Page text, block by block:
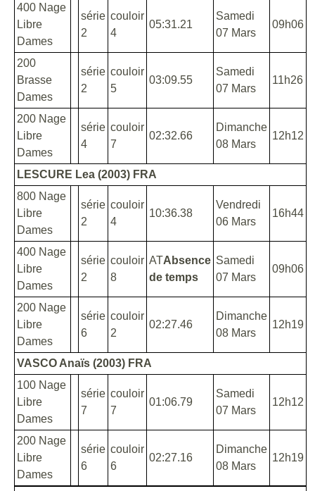
400 Nage
Libre
Dames
série
2
couloir
4
05:31.21
Samedi
07 Mars
09h06
200
Brasse
Dames
série
2
couloir
5
03:09.55
Samedi
07 Mars
11h26
200 Nage
Libre
Dames
série
4
couloir
7
02:32.66
Dimanche
08 Mars
12h12
LESCURE Lea (2003) FRA
800 Nage
Libre
Dames
série
2
couloir
4
10:36.38
Vendredi
06 Mars
16h44
400 Nage
Libre
Dames
série
2
couloir
8
ATAbsence
de temps
Samedi
07 Mars
09h06
200 Nage
Libre
Dames
série
6
couloir
2
02:27.46
Dimanche
08 Mars
12h19
VASCO Anaïs (2003) FRA
100 Nage
Libre
Dames
série
7
couloir
7
01:06.79
Samedi
07 Mars
12h12
200 Nage
Libre
Dames
série
6
couloir
6
02:27.16
Dimanche
08 Mars
12h19